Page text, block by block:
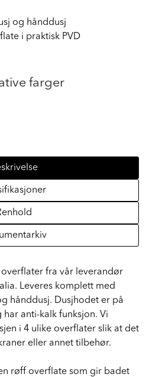
og hånddusj
i praktisk PVD
farger
fra vår leverandør
Leveres komplett med
hånddusj. Dusjhodet er på
anti-kalk funksjon. Vi
i 4 ulike overflater slik at det
eller annet tilbehør.
røff overflate som gir badet